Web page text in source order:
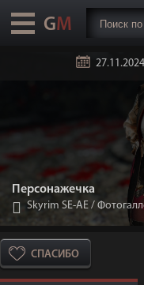
27.11.2024
Персонажечка
Skyrim SE-АЕ /
СПАСИБО